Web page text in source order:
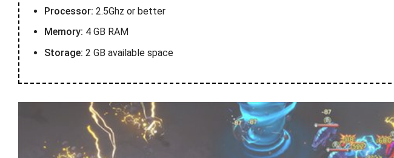
Processor: 2.5Ghz or better
Memory: 4 GB RAM
Storage: 2 GB available space